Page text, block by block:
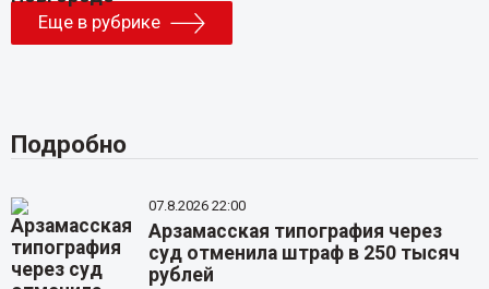
Еще в рубрике
Подробно
07.8.2026 22:00
Арзамасская типография через
суд отменила штраф в 250 тысяч
рублей